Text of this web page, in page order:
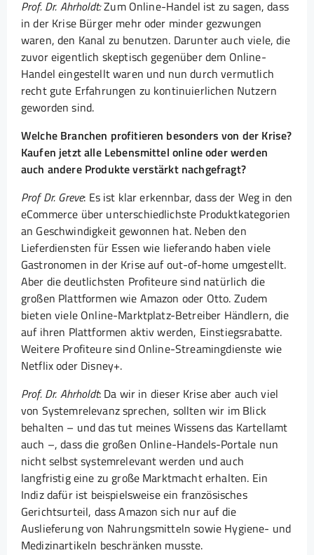
Prof. Dr. Ahrholdt:Zum Online-Handel ist zu sagen, dass
in der Krise Bürger mehr oder minder gezwungen
waren, den Kanal zu benutzen. Darunter auch viele, die
zuvor eigentlich skeptisch gegenüber dem Online-
Handel eingestellt waren und nun durch vermutlich
recht gute Erfahrungen zu kontinuierlichen Nutzern
geworden sind.
Welche Branchen profitieren besonders von der Krise?
Kaufen jetzt alle Lebensmittel online oder werden
auch andere Produkte verstärkt nachgefragt?
Prof Dr. Greve: Es ist klar erkennbar, dass der Weg in den
eCommerce über unterschiedlichste Produktkategorien
an Geschwindigkeit gewonnen hat. Neben den
Lieferdiensten für Essen wie lieferando haben viele
Gastronomen in der Krise auf out-of-home umgestellt.
Aber die deutlichsten Profiteure sind natürlich die
großen Plattformen wie Amazon oder Otto. Zudem
bieten viele Online-Marktplatz-Betreiber Händlern, die
auf ihren Plattformen aktiv werden, Einstiegsrabatte.
Weitere Profiteure sind Online-Streamingdienste wie
Netflix oder Disney+.
Prof. Dr. Ahrholdt: Da wir in dieser Krise aber auch viel
von Systemrelevanz sprechen, sollten wir im Blick
behalten – und das tut meines Wissens das Kartellamt
auch –, dass die großen Online-Handels-Portale nun
nicht selbst systemrelevant werden und auch
langfristig eine zu große Marktmacht erhalten. Ein
Indiz dafür ist beispielsweise ein französisches
Gerichtsurteil, dass Amazon sich nur auf die
Auslieferung von Nahrungsmitteln sowie Hygiene- und
Medizinartikeln beschränken musste.